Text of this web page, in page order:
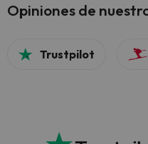
Opiniones de
Trustpilot